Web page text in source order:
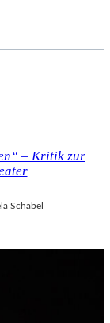
– Kritik zur
Schabel